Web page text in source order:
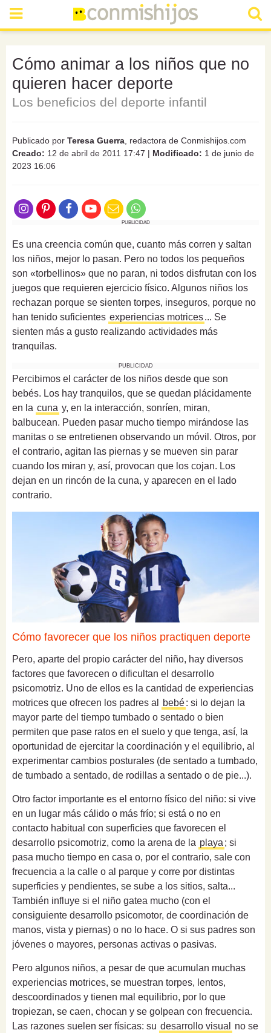
Cómo animar a los niños que no
quieren hacer deporte
Los beneficios del deporte infantil
Publicado por Teresa Guerra , redactora de Conmishijos.com
Creado: 12 de abril de 2011 17:47 | Modificado: 1 de junio de
2023 16:06
PUBLICIDAD
Es una creencia común que, cuanto más corren y saltan
los niños, mejor lo pasan. Pero no todos los pequeños
son «torbellinos» que no paran, ni todos disfrutan con los
juegos que requieren ejercicio físico. Algunos niños los
rechazan porque se sienten torpes, inseguros, porque no
han tenido suficientes experiencias motrices... Se
sienten más a gusto realizando actividades más
tranquilas.
PUBLICIDAD
Percibimos el carácter de los niños desde que son
bebés. Los hay tranquilos, que se quedan plácidamente
en la cuna y, en la interacción, sonríen, miran,
balbucean. Pueden pasar mucho tiempo mirándose las
manitas o se entretienen observando un móvil. Otros, por
el contrario, agitan las piernas y se mueven sin parar
cuando los miran y, así, provocan que los cojan. Los
dejan en un rincón de la cuna, y aparecen en el lado
contrario.
Cómo favorecer que los niños practiquen deporte
Pero, aparte del propio carácter del niño, hay diversos
factores que favorecen o dificultan el desarrollo
psicomotriz. Uno de ellos es la cantidad de experiencias
motrices que ofrecen los padres al
bebé: si lo dejan la
mayor parte del tiempo tumbado o sentado o bien
permiten que pase ratos en el suelo y que tenga, así, la
oportunidad de ejercitar la coordinación y el equilibrio, al
experimentar cambios posturales (de sentado a tumbado,
de tumbado a sentado, de rodillas a sentado o de pie...).
Otro factor importante es el entorno físico del niño: si vive
en un lugar más cálido o más frío; si está o no en
contacto habitual con superficies que favorecen el
desarrollo psicomotriz, como la arena de la playa ; si
pasa mucho tiempo en casa o, por el contrario, sale con
frecuencia a la calle o al parque y corre por distintas
superficies y pendientes, se sube a los sitios, salta...
También influye si el niño gatea mucho (con el
consiguiente desarrollo psicomotor, de coordinación de
manos, vista y piernas) o no lo hace. O si sus padres son
jóvenes o mayores, personas activas o pasivas.
Pero algunos niños, a pesar de que acumulan mu­­chas
experiencias motrices, se muestran torpes, len­­tos,
descoordinados y tienen mal equilibrio, por lo que
tropiezan, se caen, chocan y se golpean con frecuencia.
Las razones suelen ser físicas: su desarrollo visual
no se